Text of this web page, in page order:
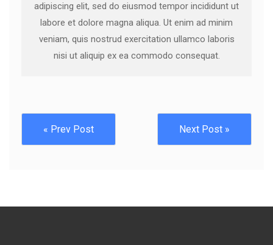
adipiscing elit, sed do eiusmod tempor incididunt ut
labore et dolore magna aliqua. Ut enim ad minim
veniam, quis nostrud exercitation ullamco laboris
nisi ut aliquip ex ea commodo consequat.
« Prev Post Next Post »